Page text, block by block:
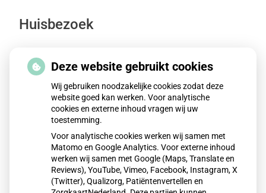
Huisbezoek
In de praktijk zijn de mogelijkheden voor onderzoek en
behandeling beter. Daarom vragen wij u zoveel
mogelijk naar de praktijk te komen.
Wanneer het om medische redenen niet mogelijk is om
zelf naar de praktijk te komen, dan kan de
huisarts/assistente of praktijkondersteuner u ook
thuis bezoeken. Bijvoorbeeld omdat u te ziek,
gehandicapt of tijdelijk slecht ter been bent. De
assistente beoordeelt, eventueel samen met de
Deze website gebruikt cookies
Wij gebruiken noodzakelijke cookies zodat deze
website goed kan werken. Voor analytische
cookies en externe inhoud vragen wij uw
toestemming.
Voor analytische cookies werken wij samen met
Matomo en Google Analytics. Voor externe inhoud
werken wij samen met Google (Maps, Translate en
Reviews), YouTube, Vimeo, Facebook, Instagram, X
(Twitter), Qualizorg, Patiëntenvertellen en